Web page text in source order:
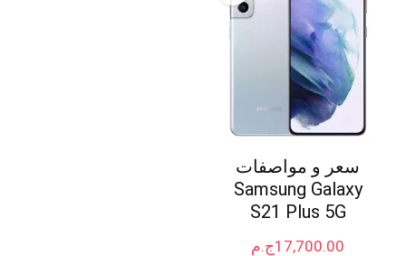
سعر و مواصفات
Samsung Galaxy
S21 Plus 5G
ج.م17,700.00